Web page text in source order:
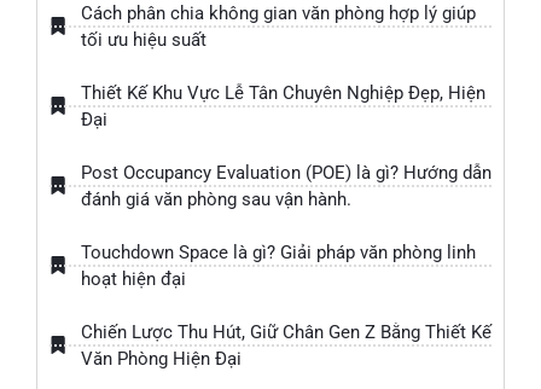
Cách phân chia không gian văn phòng hợp lý giúp
tối ưu hiệu suất
Thiết Kế Khu Vực Lễ Tân Chuyên Nghiệp Đẹp, Hiện
Đại
Post Occupancy Evaluation (POE) là gì? Hướng dẫn
đánh giá văn phòng sau vận hành.
Touchdown Space là gì? Giải pháp văn phòng linh
hoạt hiện đại
Chiến Lược Thu Hút, Giữ Chân Gen Z Bằng Thiết Kế
Văn Phòng Hiện Đại